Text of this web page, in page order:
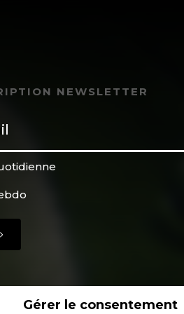
Gérer le consentement
NEWSLETTER